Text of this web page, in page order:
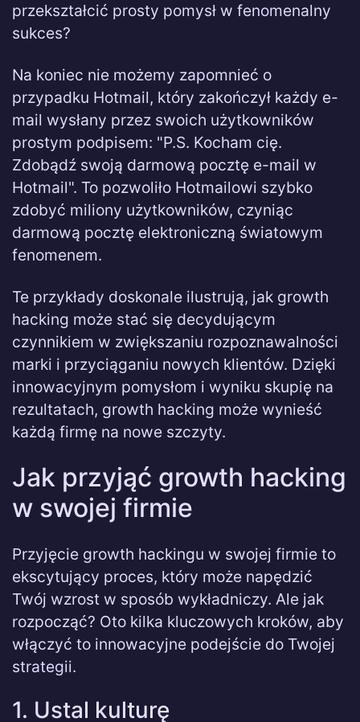
przekształcić prosty pomysł w fenomenalny
sukces?
Na koniec nie możemy zapomnieć o
przypadku Hotmail, który zakończył każdy e-
mail wysłany przez swoich użytkowników
prostym podpisem: "P.S. Kocham cię.
Zdobądź swoją darmową pocztę e-mail w
Hotmail". To pozwoliło Hotmailowi szybko
zdobyć miliony użytkowników, czyniąc
darmową pocztę elektroniczną światowym
fenomenem.
Te przykłady doskonale ilustrują, jak growth
hacking może stać się decydującym
czynnikiem w zwiększaniu rozpoznawalności
marki i przyciąganiu nowych klientów. Dzięki
innowacyjnym pomysłom i wyniku skupię na
rezultatach, growth hacking może wynieść
każdą firmę na nowe szczyty.
Jak przyjąć growth hacking
w swojej firmie
Przyjęcie growth hackingu w swojej firmie to
ekscytujący proces, który może napędzić
Twój wzrost w sposób wykładniczy. Ale jak
rozpocząć? Oto kilka kluczowych kroków, aby
włączyć to innowacyjne podejście do Twojej
strategii.
1. Ustal kulturę